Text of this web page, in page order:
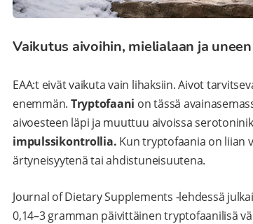
Vaikutus aivoihin, mielialaan ja uneen
EAA:t eivät vaikuta vain lihaksiin. Aivot
enemmän. Tryptofaani on tässä
aivoesteen läpi ja muuttuu aivoissa
impulssikontrollia. Kun tryptofaania on liian
ärtyneisyytenä tai ahdistuneisuutena.
Journal of Dietary Supplements -lehdessä
0,14–3 gramman päivittäinen tryptofaanilisä